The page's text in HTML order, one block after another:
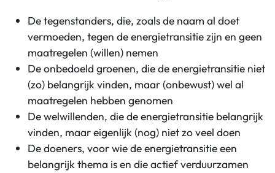
De tegenstanders, die, zoals de naam al doet
vermoeden, tegen de energietransitie zijn en geen
maatregelen (willen) nemen
De onbedoeld groenen, die de energietransitie niet
(zo) belangrijk vinden, maar (onbewust) wel al
maatregelen hebben genomen
De welwillenden, die de energietransitie belangrijk
vinden, maar eigenlijk (nog) niet zo veel doen
De doeners, voor wie de energietransitie een
belangrijk thema is en die actief verduurzamen